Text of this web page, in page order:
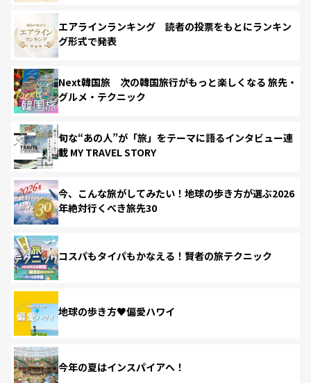
エアラインランキング 読者の投票をもとにランキン
グ形式で発表
Next韓国旅 次の韓国旅行がもっと楽しくなる 旅先・
グルメ・テクニック
旬な“あの人”が「旅」をテーマに語るインタビュー連
載 MY TRAVEL STORY
今、こんな旅がしてみたい！地球の歩き方が選ぶ2026
年絶対行くべき旅先30
コスパもタイパもかなえる！賢者の旅テクニック
地球の歩き方♥偏愛ハワイ
今年の夏はインスパイアへ！